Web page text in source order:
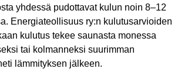
yhdessä pudottavat kulun noin 8–12
Energiateollisuus ry:n kulutusarvioiden
kulutus tekee saunasta monessa
tai kolmanneksi suurimman
lämmityksen jälkeen.